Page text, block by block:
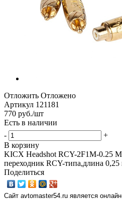
Отложить Отложено
Артикул 121181
770 руб./шт
Есть в наличии
-
+
В корзину
KICX Headshot RCY-2F1M-0.25
переходник RCY-типа,длина
Поделиться
Сайт avtomaster54.ru является